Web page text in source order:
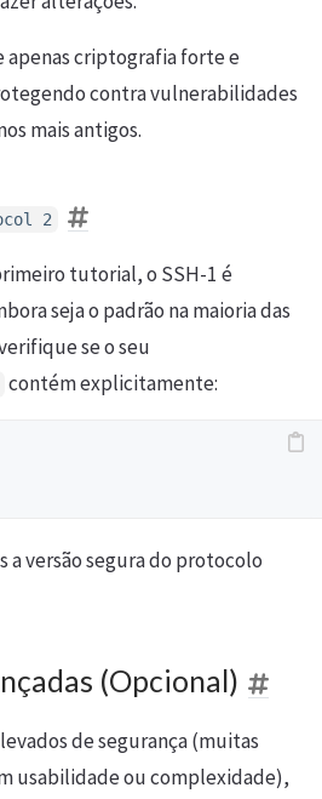
apenas criptografia forte e
contra vulnerabilidades
mais antigos.
2
tutorial, o SSH-1 é
seja o padrão na maioria das
se o seu
contém explicitamente:
a versão segura do protocolo
(Opcional)
de segurança (muitas
usabilidade ou complexidade),